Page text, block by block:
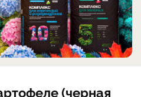
(черная